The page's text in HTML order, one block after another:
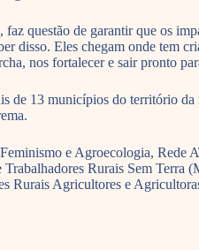
questão de garantir que os
disso. Eles chegam onde tem
nos fortalecer e sair pronto
de 13 municípios do território da
e Agroecologia, Rede
Rurais Sem Terra
Rurais Agricultores e